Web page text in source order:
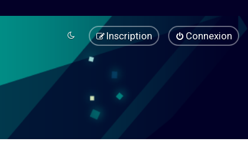
Connexion
Inscription